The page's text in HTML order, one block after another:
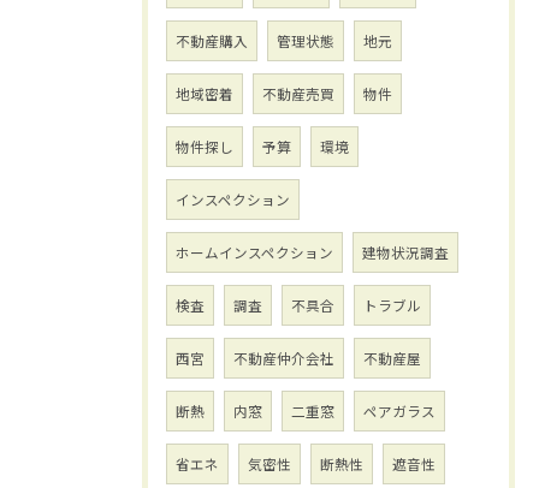
不動産購入 管理状態 地元
地域密着 不動産売買 物件
物件探し 予算 環境
インスペクション
ホームインスペクション 建物状況調査
検査 調査 不具合 トラブル
西宮 不動産仲介会社 不動産屋
断熱 内窓 二重窓 ペアガラス
省エネ 気密性 断熱性 遮音性